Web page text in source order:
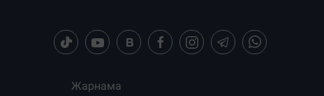
Жарнама